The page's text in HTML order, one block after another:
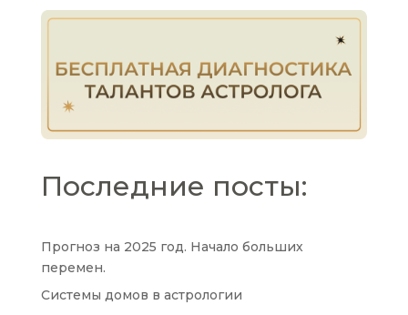
Последние посты:
Прогноз на 2025 год. Начало больших
перемен.
Системы домов в астрологии